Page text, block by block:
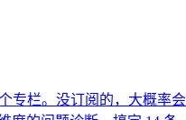
栏。没订阅的，大概率